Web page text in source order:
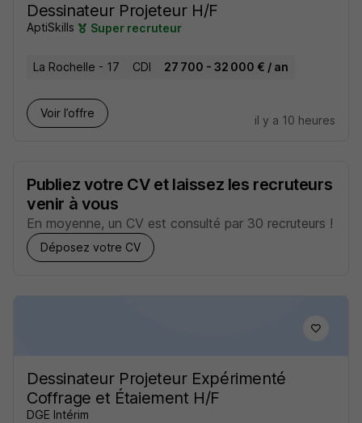
Dessinateur Projeteur H/F
AptiSkills Super recruteur
La Rochelle - 17 CDI 27 700 - 32 000 € / an
Voir l’offre
il y a 10 heures
Publiez votre CV et laissez les recruteurs
venir à vous
En moyenne, un CV est consulté par 30 recruteurs !
Déposez votre CV
Dessinateur Projeteur Expérimenté
Coffrage et Étaiement H/F
DGE Intérim